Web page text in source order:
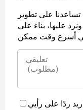
تساعدنا على تطوير
عليها، بناء على